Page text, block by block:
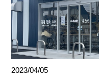
2023/04/05